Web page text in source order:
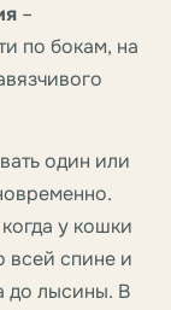
–
по бокам, на
один или
у кошки
всей спине и
до лысины. В